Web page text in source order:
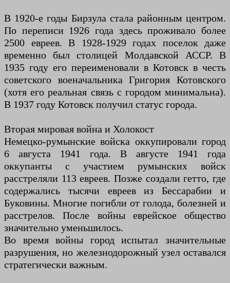
В 1920-е годы Бирзула стала районным центром.
По переписи 1926 года здесь проживало более
2500 евреев. В 1928-1929 годах поселок даже
временно был столицей Молдавской АССР. В
1935 году его переименовали в Котовск в честь
советского военачальника Григория Котовского
(хотя его реальная связь с городом минимальна).
В 1937 году Котовск получил статус города.
Вторая мировая война и Холокост
Немецко-румынские войска оккупировали город
6 августа 1941 года. В августе 1941 года
оккупанты с участием румынских войск
расстреляли 113 евреев. Позже создали гетто, где
содержались тысячи евреев из Бессарабии и
Буковины. Многие погибли от голода, болезней и
расстрелов. После войны еврейское общество
значительно уменьшилось.
Во время войны город испытал значительные
разрушения, но железнодорожный узел оставался
стратегически важным.